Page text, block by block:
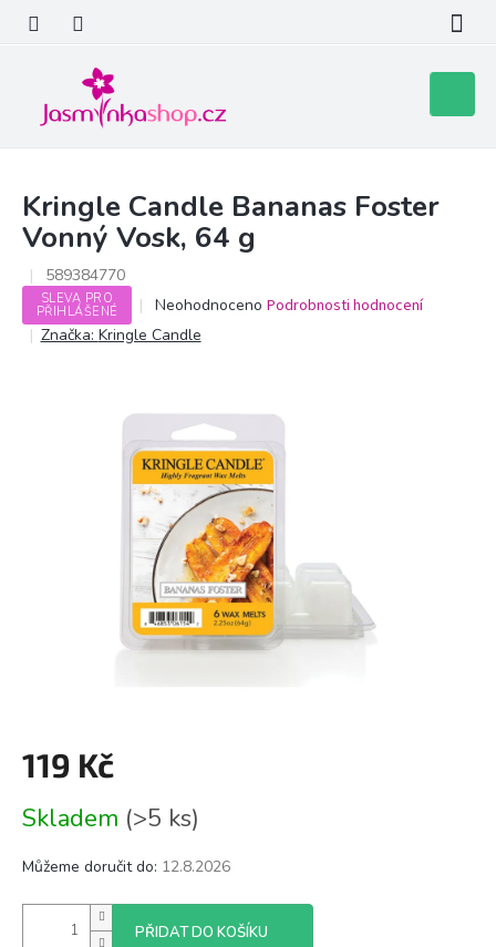
obsah
košík
Kringle Candle Bananas Foster
Vonný Vosk, 64 g
589384770
SLEVA PRO
PŘIHLÁŠENÉ
Průměrné
hodnocení
produktu
hvězdiček.
Neohodnoceno Podrobnosti hodnocení
Značka: Kringle Candle
119 Kč
cena:
Skladem (>5 ks)
Můžeme doručit do: 12.8.2026
PŘIDAT DO KOŠÍKU